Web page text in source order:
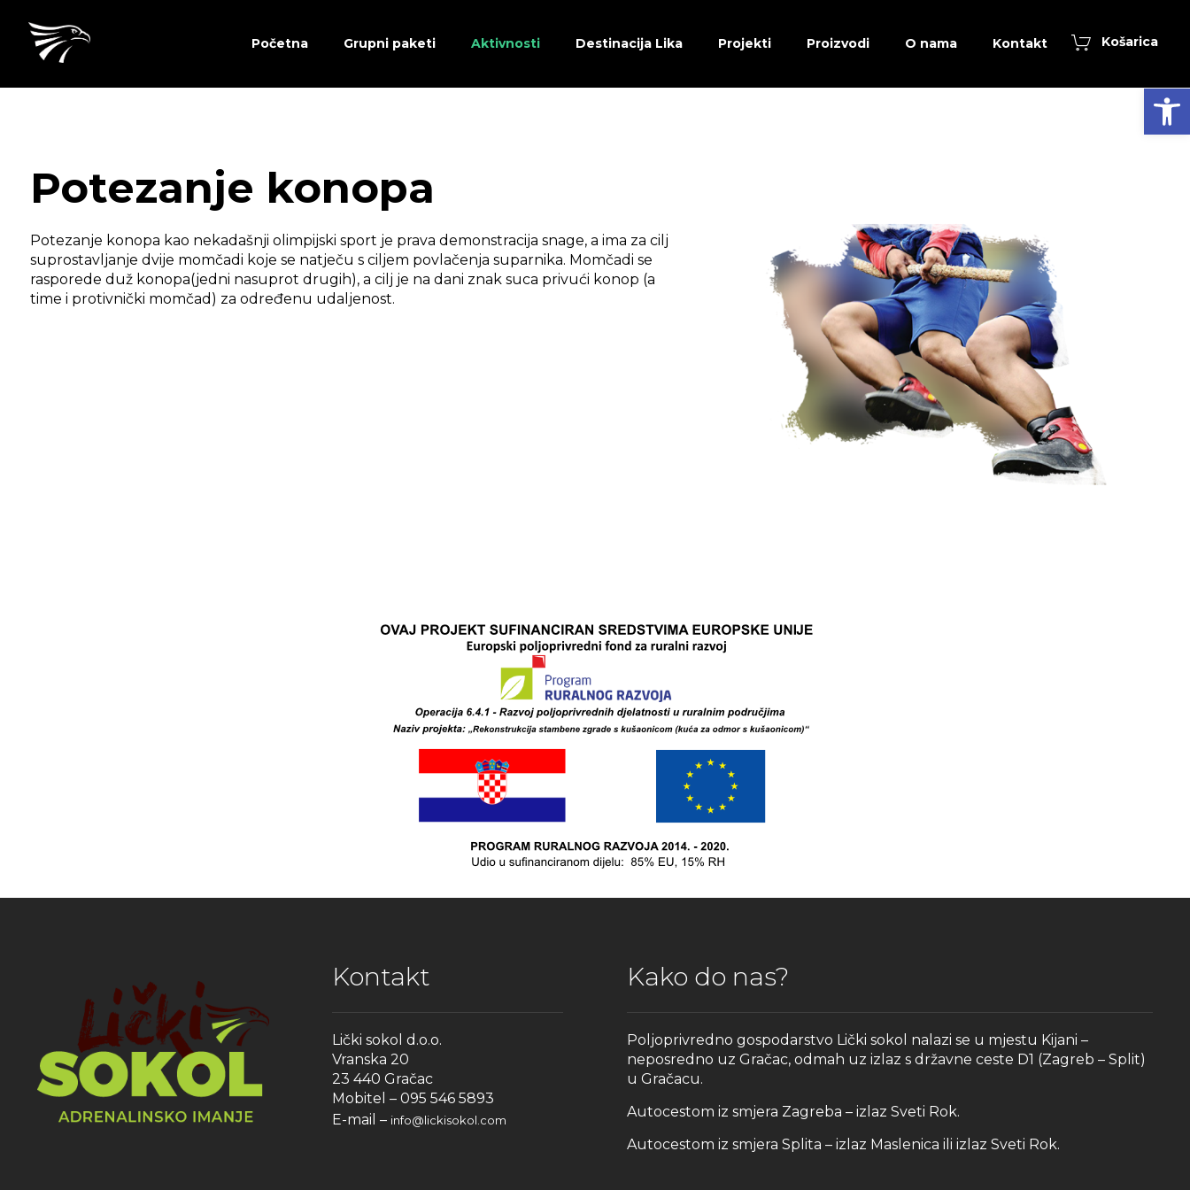
Open toolbar
Košarica
Početna Grupni paketi Aktivnosti Destinacija Lika Projekti Proizvodi O nama Kontakt
Potezanje konopa
Potezanje konopa kao nekadašnji olimpijski sport je prava demonstracija snage, a ima za cilj
suprostavljanje dvije momčadi koje se natječu s ciljem povlačenja suparnika. Momčadi se
rasporede duž konopa(jedni nasuprot drugih), a cilj je na dani znak suca privući konop (a
time i protivnički momčad) za određenu udaljenost.
Kontakt
Lički sokol d.o.o.
Vranska 20
23 440 Gračac
Mobitel – 095 546 5893
E-mail – info@lickisokol.com
Kako do nas?
Poljoprivredno gospodarstvo Lički sokol nalazi se u mjestu Kijani –
neposredno uz Gračac, odmah uz izlaz s državne ceste D1 (Zagreb – Split)
u Gračacu.
Autocestom iz smjera Zagreba – izlaz Sveti Rok.
Autocestom iz smjera Splita – izlaz Maslenica ili izlaz Sveti Rok.